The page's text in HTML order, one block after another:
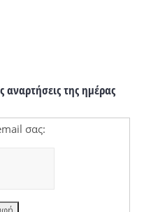
αναρτήσεις της ημέρας
σας: